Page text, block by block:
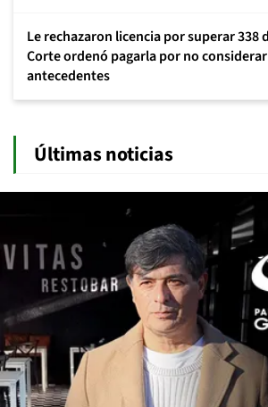
Le rechazaron licencia por superar 338
Corte ordenó pagarla por no
antecedentes
Últimas noticias